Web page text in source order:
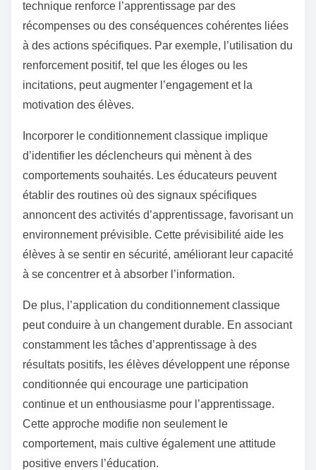
technique renforce l’apprentissage par des
récompenses ou des conséquences cohérentes liées
à des actions spécifiques. Par exemple, l’utilisation du
renforcement positif, tel que les éloges ou les
incitations, peut augmenter l’engagement et la
motivation des élèves.
Incorporer le conditionnement classique implique
d’identifier les déclencheurs qui mènent à des
comportements souhaités. Les éducateurs peuvent
établir des routines où des signaux spécifiques
annoncent des activités d’apprentissage, favorisant un
environnement prévisible. Cette prévisibilité aide les
élèves à se sentir en sécurité, améliorant leur capacité
à se concentrer et à absorber l’information.
De plus, l’application du conditionnement classique
peut conduire à un changement durable. En associant
constamment les tâches d’apprentissage à des
résultats positifs, les élèves développent une réponse
conditionnée qui encourage une participation
continue et un enthousiasme pour l’apprentissage.
Cette approche modifie non seulement le
comportement, mais cultive également une attitude
positive envers l’éducation.